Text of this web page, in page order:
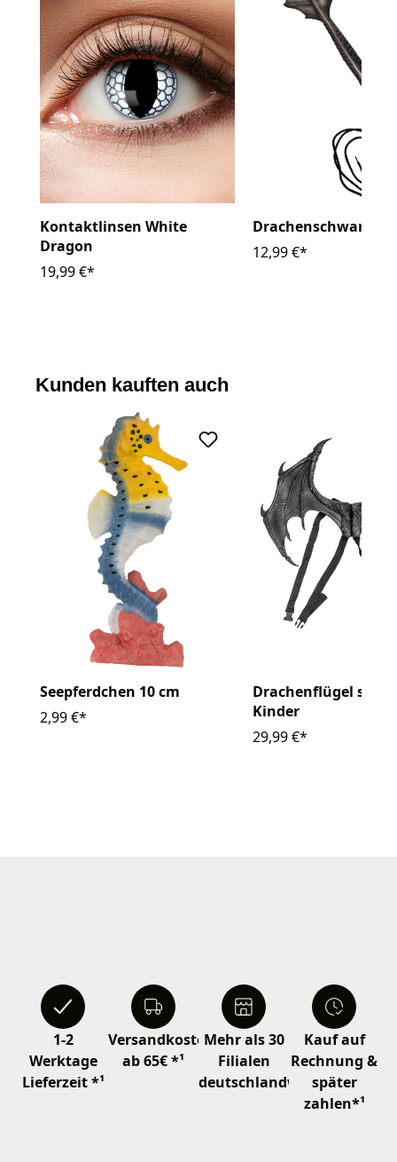
Kontaktlinsen White
Dragon
19,99 €*
Drachenschwanz
12,99 €*
Kunden kauften auch
Seepferdchen 10 cm
2,99 €*
Drachenflügel
Kinder
29,99 €*
1-2
Werktage
Lieferzeit *¹
Versandkostenfrei
ab 65€ *¹
Mehr als 30
Filialen
deutschlandweit
Kauf auf
Rechnung &
später
zahlen*¹